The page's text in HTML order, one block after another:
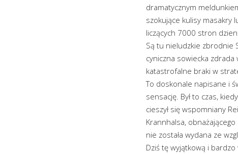
dramatycznym
szokujące kulisy masakry
liczących 7000 stron
Są tu nieludzkie zbrodnie
cyniczna sowiecka
katastrofalne braki w
To doskonale napisane i
sensację. Był to czas,
cieszył się wspomniany
Krannhalsa, obnażającego
nie została wydana ze
Dziś tę wyjątkową i